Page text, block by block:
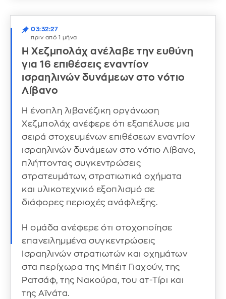
03:32:27
πριν από 1 μήνα
Η Χεζμπολάχ ανέλαβε την ευθύνη
για 16 επιθέσεις εναντίον
ισραηλινών δυνάμεων στο νότιο
Λίβανο
Η ένοπλη λιβανέζικη οργάνωση
Χεζμπολάχ ανέφερε ότι εξαπέλυσε μια
σειρά στοχευμένων επιθέσεων εναντίον
ισραηλινών δυνάμεων στο νότιο Λίβανο,
πλήττοντας συγκεντρώσεις
στρατευμάτων, στρατιωτικά οχήματα
και υλικοτεχνικό εξοπλισμό σε
διάφορες περιοχές ανάφλεξης.
Η ομάδα ανέφερε ότι στοχοποίησε
επανειλημμένα συγκεντρώσεις
Ισραηλινών στρατιωτών και οχημάτων
στα περίχωρα της Μπέιτ Γιαχούν, της
Ρατσάφ, της Νακούρα, του ατ-Τίρι και
της Αϊνάτα.